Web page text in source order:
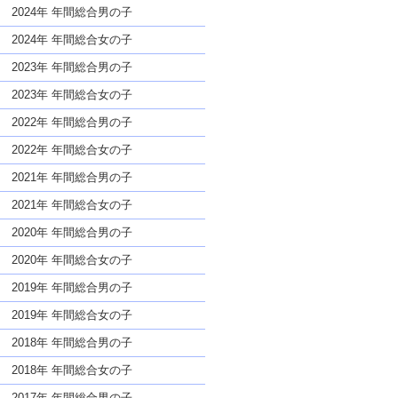
名前であっても奇抜すぎない
2024年 年間総合男の子
2024年 年間総合女の子
2023年 年間総合男の子
2023年 年間総合女の子
2022年 年間総合男の子
2022年 年間総合女の子
2021年 年間総合男の子
2021年 年間総合女の子
2020年 年間総合男の子
2020年 年間総合女の子
2019年 年間総合男の子
2019年 年間総合女の子
2018年 年間総合男の子
2018年 年間総合女の子